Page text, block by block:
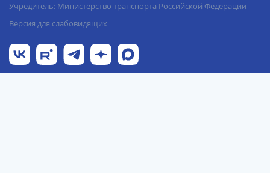
Учредитель: Министерство транспорта Российской Федерации
Версия для слабовидящих